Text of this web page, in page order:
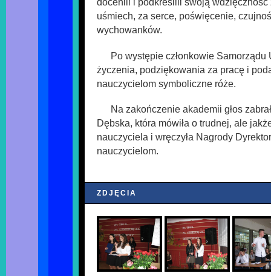
docenili i podkreślili swoją wdzięczność
uśmiech, za serce, poświęcenie,
wychowanków.
Po występie członkowie Samorządu
życzenia, podziękowania za pracę i
nauczycielom symboliczne róże.
Na zakończenie akademii głos
Dębska, która mówiła o trudnej, ale
nauczyciela i wręczyła Nagrody
nauczycielom.
ZDJĘCIA